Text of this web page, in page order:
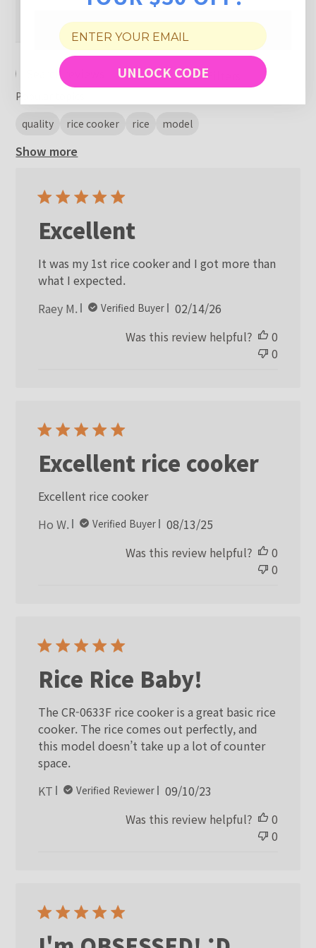
Search reviews Filters
Popular topics
quality
rice cooker rice model
Show more
Excellent
It was my 1st rice cooker and I got more than
what I expected.
Raey M.
Verified Buyer
Published
02/14/26
Was this review helpful?
0
0
Excellent rice cooker
Excellent rice cooker
Ho W.
Verified Buyer
Published
08/13/25
Was this review helpful?
0
0
Rice Rice Baby!
The CR-0633F rice cooker is a great basic rice
cooker. The rice comes out perfectly, and
this model doesn’t take up a lot of counter
space.
KT
Verified Reviewer
Published
09/10/23
Was this review helpful?
0
0
UNLOCK CODE